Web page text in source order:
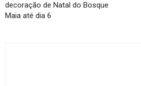
decoração de Natal do Bosque
Maia até dia 6